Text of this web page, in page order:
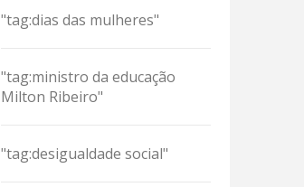
"tag:dias das mulheres"
"tag:ministro da educação
Milton Ribeiro"
"tag:desigualdade social"